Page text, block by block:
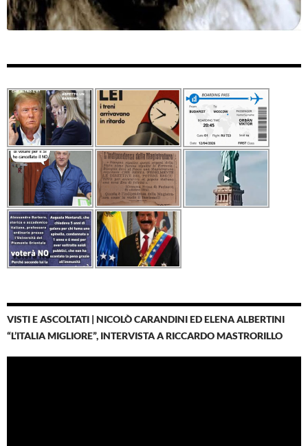
VISTI E ASCOLTATI | NICOLÒ CARANDINI ED ELENA ALBERTINI
“L’ITALIA MIGLIORE”, INTERVISTA A RICCARDO MASTRORILLO